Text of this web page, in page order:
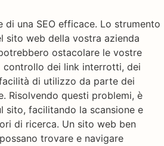
una SEO efficace. Lo strumento
sito web della vostra azienda
ostacolare le vostre
dei link interrotti, dei
di utilizzo da parte dei
Risolvendo questi problemi, è
sito, facilitando la scansione e
di ricerca. Un sito web ben
trovare e navigare